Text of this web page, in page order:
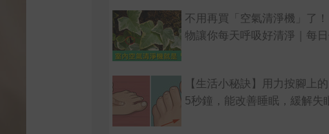
不用再買「空氣清淨機」了
物讓你每天呼吸好清淨｜每
【生活小秘訣】用力按腳上
5秒鐘，能改善睡眠，緩解失